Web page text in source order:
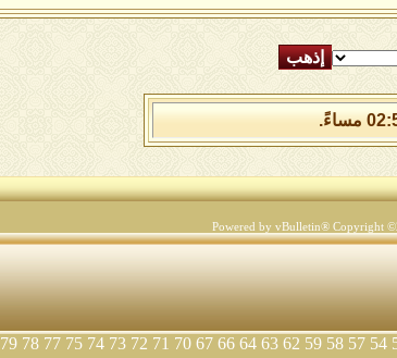
Powered by vBulletin® Copyright
54
57
58
59
62
63
64
66
67
70
71
72
73
74
75
77
78
79